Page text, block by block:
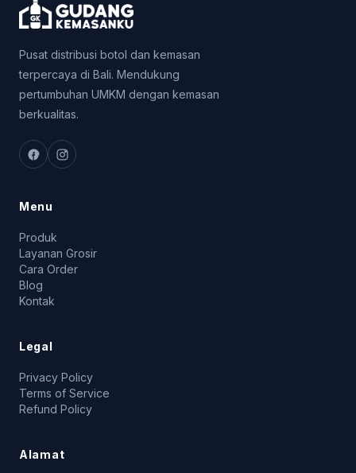
Pusat distribusi botol dan kemasan
terpercaya di Bali. Mendukung
pertumbuhan UMKM dengan kemasan
berkualitas.
Menu
Produk
Layanan Grosir
Cara Order
Blog
Kontak
Legal
Privacy Policy
Terms of Service
Refund Policy
Alamat